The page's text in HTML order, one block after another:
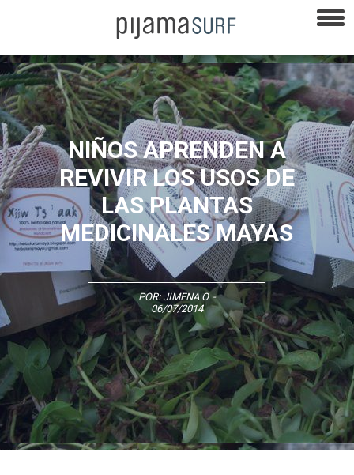
NIÑOS APRENDEN A
REVIVIR LOS USOS DE
LAS PLANTAS
MEDICINALES MAYAS
POR: JIMENA O. -
06/07/2014